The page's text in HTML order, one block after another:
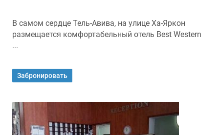
В самом сердце Тель-Авива, на улице Ха-Яркон
размещается комфортабельный отель Best Western
...
Забронировать